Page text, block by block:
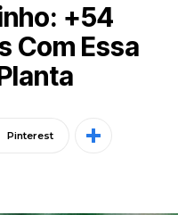
+54
Com Essa
Pinterest